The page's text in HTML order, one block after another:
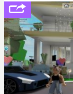
société privée,
l'obligation de
victoire pour la